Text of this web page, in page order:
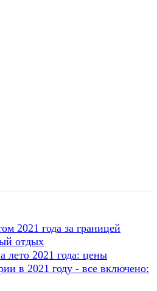
2021 года за границей
отдых
лето 2021 года: цены
в 2021 году - все включено: